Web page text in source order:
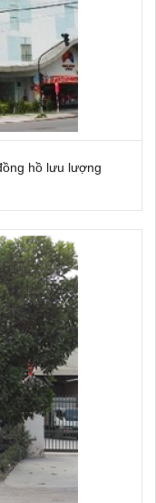
hồ lưu lượng